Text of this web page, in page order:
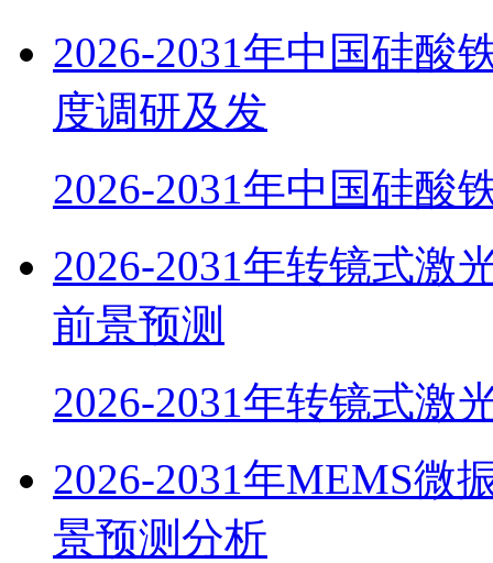
2026-2031年中国硅酸
度调研及发
2026-2031年中国硅酸
2026-2031年转镜式激
前景预测
2026-2031年转镜式激
2026-2031年MEMS微
景预测分析